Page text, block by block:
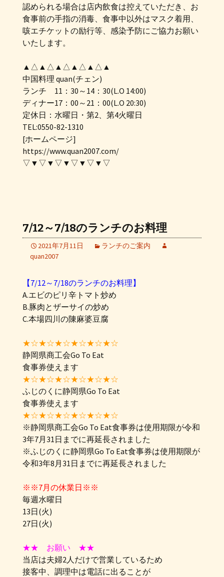
認められる場合は店内飲食は控えていただき、お
食事前の手指の消毒、食事中以外はマスク着用、
咳エチケットの励行等、感染予防にご協力お願い
いたします。
▲△▲△▲△▲△▲△▲
中国料理 quan(チェン)
ランチ 11：30～14：30(L.O 14:00)
ディナー17：00～21：00(L.O 20:30)
定休日：水曜日・第2、第4火曜日
TEL:0550-82-1310
[ホームページ]
https://www.quan2007.com/
▽▼▽▼▽▼▽▼▽▼▽
7/12～7/18のランチのお料理
2021年7月11日
ランチのご案内
quan2007
【7/12～7/18のランチのお料理】
A.エビのピリ辛トマト炒め
B.豚肉とザーサイの炒め
C.本場四川の陳麻婆豆腐
★☆★☆★☆★☆★☆★☆
静岡県商工会Go To Eat
食事券使えます
★☆★☆★☆★☆★☆★☆
ふじのくに静岡県Go To Eat
食事券使えます
★☆★☆★☆★☆★☆★☆
※静岡県商工会Go To Eat食事券は使用期限が令和
3年7月31日までに再延長されました
※ふじのくに静岡県Go To Eat食事券は使用期限が
令和3年8月31日までに再延長されました
※※7月の休業日※※
毎週水曜日
13日(火)
27日(火)
★★ お願い ★★
当店は夫婦2人だけで営業しているため
接客中、調理中は電話に出ることが